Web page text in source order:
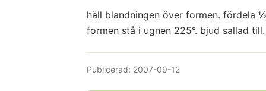
häll blandningen över formen. fördela
formen stå i ugnen 225°. bjud sallad till.
Publicerad: 2007-09-12